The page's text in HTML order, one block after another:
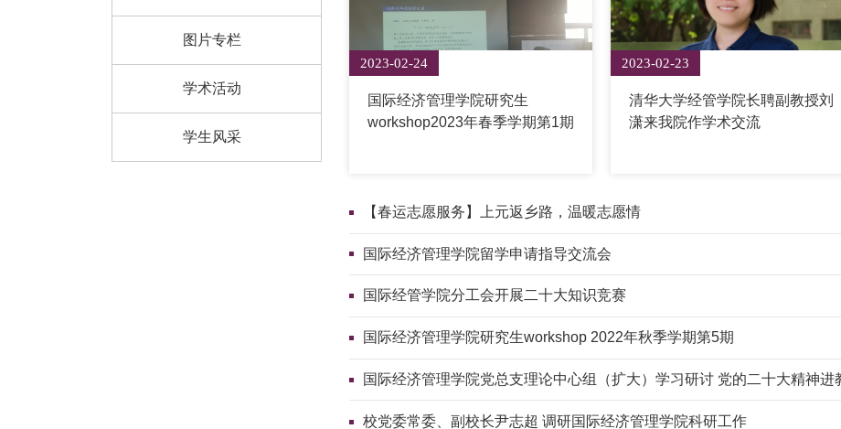
图片专栏
学术活动
学生风采
2023-02-24
国际经济管理学院研究生
workshop2023年春季学期第1期
2023-02-23
清华大学经管学院长聘副教授刘
潇来我院作学术交流
【春运志愿服务】上元返乡路，温暖志愿情
国际经济管理学院留学申请指导交流会
国际经管学院分工会开展二十大知识竞赛
国际经济管理学院研究生workshop 2022年秋季学期第5期
国际经济管理学院党总支理论中心组（扩大）学习研讨 党的二十大精神进
校党委常委、副校长尹志超 调研国际经济管理学院科研工作